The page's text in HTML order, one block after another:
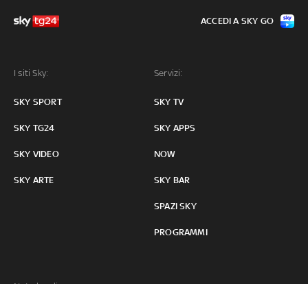
I siti Sky:
SKY SPORT
SKY TG24
SKY VIDEO
SKY ARTE
Servizi:
SKY TV
SKY APPS
NOW
SKY BAR
SPAZI SKY
PROGRAMMI
ACCEDI A SKY GO